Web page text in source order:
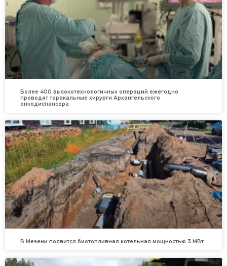
Более 400 высокотехнологичных операций ежегодно
проводят торакальные хирурги Архангельского
онкодиспансера
В Мезени появится биотопливная котельная мощностью 3 МВт